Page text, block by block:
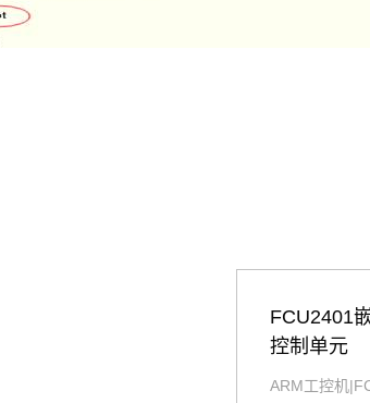
FCU2401
控制单元
ARM工控机